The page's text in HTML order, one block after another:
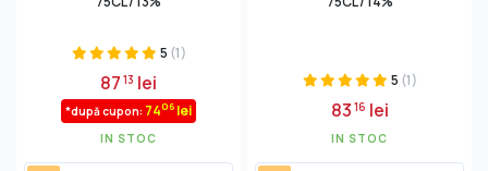
5 (1)
8713 lei
*după cupon: 7406 lei
IN STOC
5 (1)
8316 lei
IN STOC